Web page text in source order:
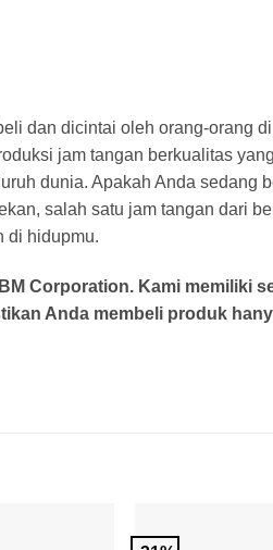
dan dicintai oleh orang-orang
jam tangan berkualitas
dunia. Apakah Anda sedang
salah satu jam tangan dari
di hidupmu.
Corporation. Kami
Anda membeli produk